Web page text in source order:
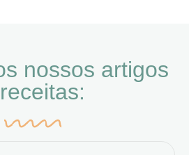
nossos artigos